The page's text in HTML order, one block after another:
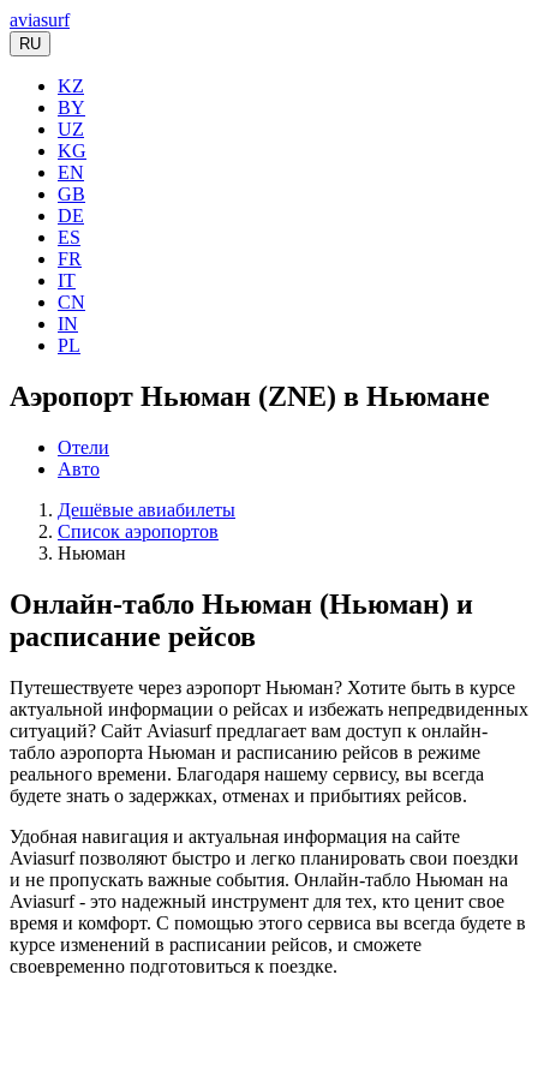
aviasurf
RU
KZ
BY
UZ
KG
EN
GB
DE
ES
FR
IT
CN
IN
PL
Аэропорт Ньюман (ZNE) в Ньюмане
Отели
Авто
Дешёвые авиабилеты
Список аэропортов
Ньюман
Онлайн-табло Ньюман (Ньюман) и
расписание рейсов
Путешествуете через аэропорт Ньюман? Хотите быть в курсе
актуальной информации о рейсах и избежать непредвиденных
ситуаций? Сайт Aviasurf предлагает вам доступ к онлайн-
табло аэропорта Ньюман и расписанию рейсов в режиме
реального времени. Благодаря нашему сервису, вы всегда
будете знать о задержках, отменах и прибытиях рейсов.
Удобная навигация и актуальная информация на сайте
Aviasurf позволяют быстро и легко планировать свои поездки
и не пропускать важные события. Онлайн-табло Ньюман на
Aviasurf - это надежный инструмент для тех, кто ценит свое
время и комфорт. С помощью этого сервиса вы всегда будете в
курсе изменений в расписании рейсов, и сможете
своевременно подготовиться к поездке.